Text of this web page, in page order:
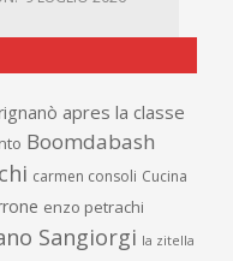
apres la classe
Boomdabash
carmen consoli Cucina
enzo petrachi
Sangiorgi la zitella